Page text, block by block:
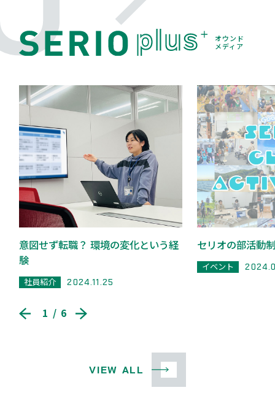
オウンド
メディア
意図せず転職？ 環境の変化という経
験
社員紹介 2024.11.25
セリオの部活動
イベント
1 / 6
VIEW ALL